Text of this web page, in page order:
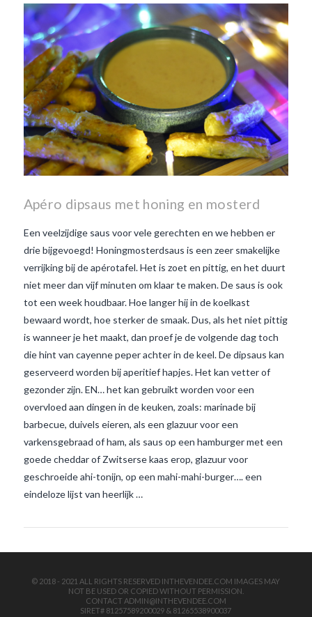
wanneer is beaujolais dag
wanneer is beaujolais
nouveau dag Wat is de dag
van Beaujolais Nouveau wat
is de traditie rond beaujolais
wat maakt
Beaujolais Nouveau zo
wat zijn tannines
witte beaujolais nouveau
Apéro dipsaus met honing en mosterd
Een veelzijdige saus voor vele gerechten en we hebben er
drie bijgevoegd! Honingmosterdsaus is een zeer smakelijke
verrijking bij de apérotafel. Het is zoet en pittig, en het duurt
niet meer dan vijf minuten om klaar te maken. De saus is ook
tot een week houdbaar. Hoe langer hij in de koelkast
bewaard wordt, hoe sterker de smaak. Dus, als het niet pittig
is wanneer je het maakt, dan proef je de volgende dag toch
die hint van cayenne peper achter in de keel. De dipsaus kan
geserveerd worden bij aperitief hapjes. Het kan vetter of
gezonder zijn. EN… het kan gebruikt worden voor een
overvloed aan dingen in de keuken, zoals: marinade bij
barbecue, duivels eieren, als een glazuur voor een
varkensgebraad of ham, als saus op een hamburger met een
goede cheddar of Zwitserse kaas erop, glazuur voor
geschroeide ahi-tonijn, op een mahi-mahi-burger…. een
eindeloze lijst van heerlijk …
© 2018 - 2021 ALL RIGHTS RESERVED INTHEVENDEE.COM IMAGES MAY
NOT BE USED OR COPIED WITHOUT PERMISSION.
CONTACT ADMIN@INTHEVENDEE.COM
SIRET# 81257589200029 & 81265538900037